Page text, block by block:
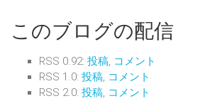
このブログの配信
RSS 0.92: 投稿, コメント
RSS 1.0: 投稿, コメント
RSS 2.0: 投稿, コメント